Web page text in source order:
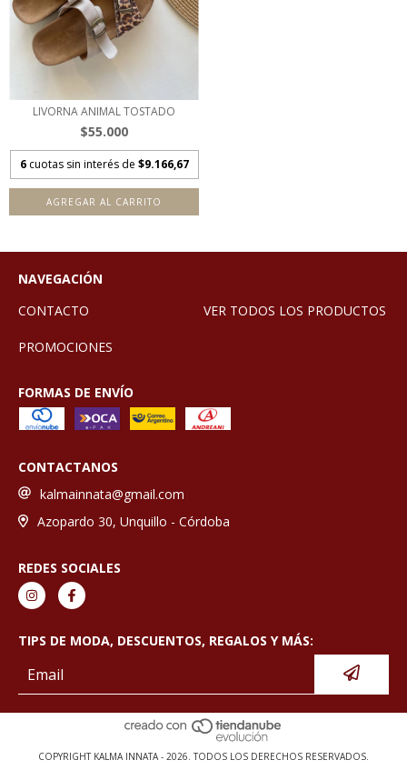
LIVORNA ANIMAL TOSTADO
$55.000
6 cuotas sin interés de $9.166,67
AGREGAR AL CARRITO
NAVEGACIÓN
CONTACTO
VER TODOS LOS PRODUCTOS
PROMOCIONES
FORMAS DE ENVÍO
CONTACTANOS
kalmainnata@gmail.com
Azopardo 30, Unquillo - Córdoba
REDES SOCIALES
TIPS DE MODA, DESCUENTOS, REGALOS Y MÁS:
COPYRIGHT KALMA INNATA - 2026. TODOS LOS DERECHOS RESERVADOS.